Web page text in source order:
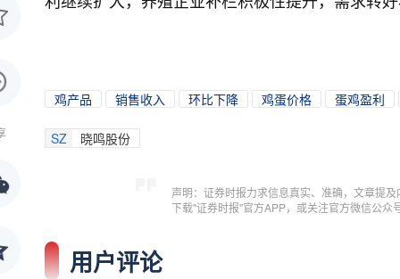
鸡产品 销售收入 环比下降 鸡蛋价格 蛋鸡盈利
SZ 晓鸣股份
声明：证券时报力求信息真实、准确，文章提
下载"证券时报"官方APP，或关注官方微信公
用户评论